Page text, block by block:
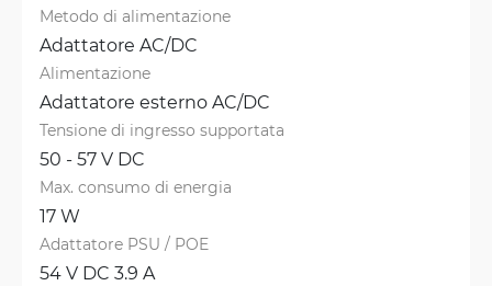
Metodo di alimentazione
Adattatore AC/DC
Alimentazione
Adattatore esterno AC/DC
Tensione di ingresso supportata
50 - 57 V DC
Max. consumo di energia
17 W
Adattatore PSU / POE
54 V DC 3.9 A